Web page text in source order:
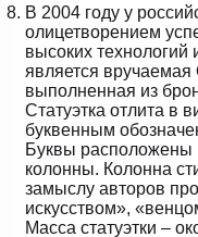
В 2004 году у
олицетворением
высоких технологий
является вручаемая
выполненная из
Статуэтка отлита в
буквенным
Буквы расположены
колонны. Колонна
замыслу авторов
искусством»,
Масса статуэтки –